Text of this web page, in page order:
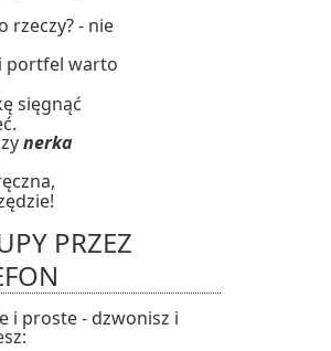
rzeczy? - nie
portfel warto
sięgnąć
nerka
PRZEZ
i proste - dzwonisz i